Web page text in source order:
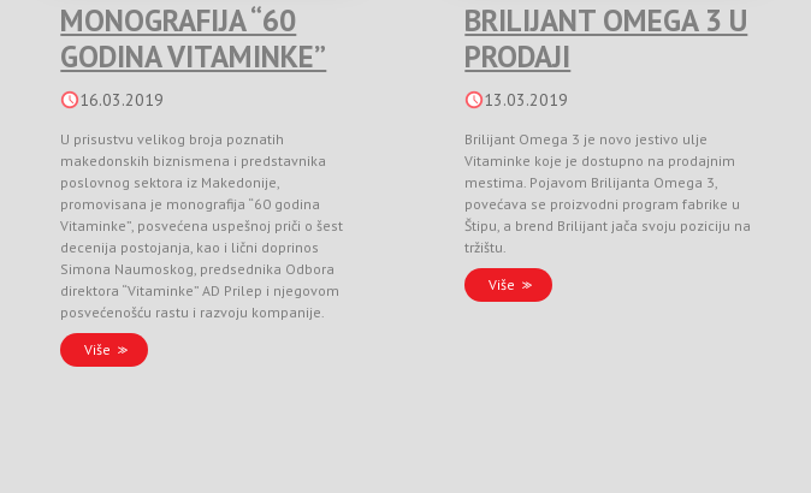
MONOGRAFIJA “60
GODINA VITAMINKE”
16.03.2019
U prisustvu velikog broja poznatih
makedonskih biznismena i predstavnika
poslovnog sektora iz Makedonije,
promovisana je monografija “60 godina
Vitaminke”, posvećena uspešnoj priči o šest
decenija postojanja, kao i lični doprinos
Simona Naumoskog, predsednika Odbora
direktora “Vitaminke” AD Prilep i njegovom
posvećenošću rastu i razvoju kompanije.
Više
BRILIJANT OMEGA 3 U
PRODAJI
13.03.2019
Brilijant Omega 3 je novo jestivo ulje
Vitaminke koje je dostupno na prodajnim
mestima. Pojavom Brilijanta Omega 3,
povećava se proizvodni program fabrike u
Štipu, a brend Brilijant jača svoju poziciju na
tržištu.
Više